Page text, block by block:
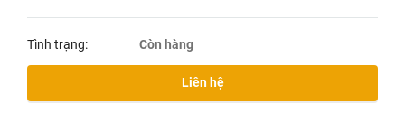
Tình trạng: Còn hàng
Liên hệ